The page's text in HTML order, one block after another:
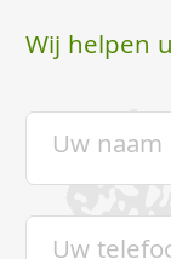
Wij helpen